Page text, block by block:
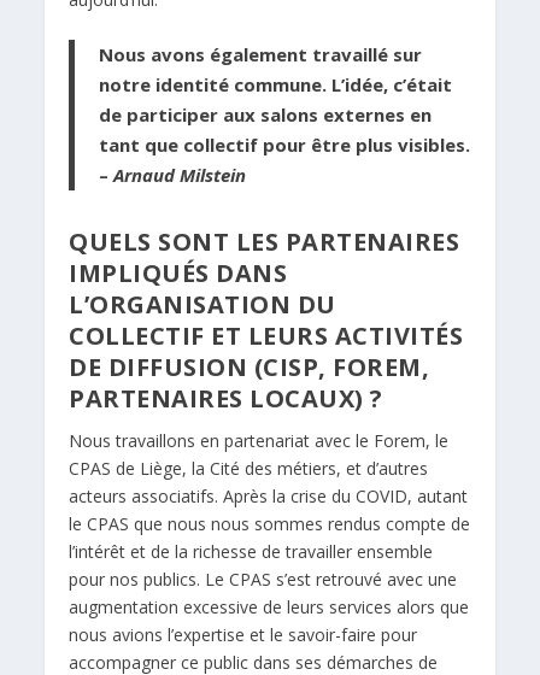
Nous avons également travaillé sur
notre identité commune. L’idée, c’était
de participer aux salons externes en
tant que collectif pour être plus visibles.
–Arnaud Milstein
QUELS SONT LES PARTENAIRES
IMPLIQUÉS DANS
L’ORGANISATION DU
COLLECTIF ET LEURS ACTIVITÉS
DE DIFFUSION (CISP, FOREM,
PARTENAIRES LOCAUX) ?
Nous travaillons en partenariat avec le Forem, le
CPAS de Liège, la Cité des métiers, et d’autres
acteurs associatifs. Après la crise du COVID, autant
le CPAS que nous nous sommes rendus compte de
l’intérêt et de la richesse de travailler ensemble
pour nos publics. Le CPAS s’est retrouvé avec une
augmentation excessive de leurs services alors que
nous avions l’expertise et le savoir-faire pour
accompagner ce public dans ses démarches de